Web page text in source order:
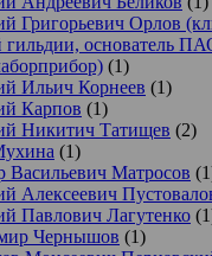
Григорьевич Орлов
гильдии, основатель
(1)
Ильич Корнеев (1)
Карпов (1)
Никитич Татищев (2)
(1)
Васильевич Матросов
Алексеевич
Павлович Лагутенко
Чернышов (1)